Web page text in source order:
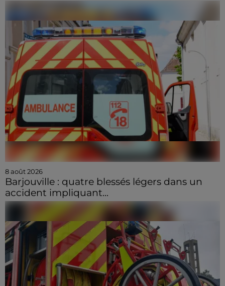
8 août 2026
Barjouville : quatre blessés légers dans un
accident impliquant...